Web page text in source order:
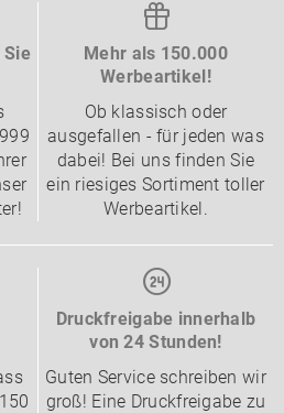
Mehr als 150.000
Werbeartikel!
Ob klassisch oder
ausgefallen - für jeden was
dabei! Bei uns finden Sie
ein riesiges Sortiment toller
Werbeartikel.
Druckfreigabe innerhalb
von 24 Stunden!
Guten Service schreiben wir
groß! Eine Druckfreigabe zu